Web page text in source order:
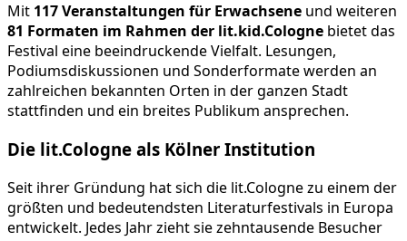
Mit 117 Veranstaltungen für Erwachsene und weiteren
81 Formaten im Rahmen der lit.kid.Cologne bietet das
Festival eine beeindruckende Vielfalt. Lesungen,
Podiumsdiskussionen und Sonderformate werden an
zahlreichen bekannten Orten in der ganzen Stadt
stattfinden und ein breites Publikum ansprechen.
Die lit.Cologne als Kölner Institution
Seit ihrer Gründung hat sich die lit.Cologne zu einem der
größten und bedeutendsten Literaturfestivals in Europa
entwickelt. Jedes Jahr zieht sie zehntausende Besucher